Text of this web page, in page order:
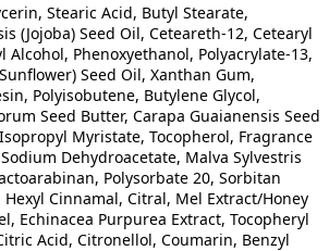
Stearic Acid, Butyl Stearate,
(Jojoba) Seed Oil, Ceteareth-12, Cetearyl
Alcohol, Phenoxyethanol, Polyacrylate-13,
Seed Oil, Xanthan Gum,
Polyisobutene, Butylene Glycol,
Seed Butter, Carapa Guaianensis Seed
Myristate, Tocopherol, Fragrance
Dehydroacetate, Malva Sylvestris
Polysorbate 20, Sorbitan
Cinnamal, Citral, Mel Extract/Honey
Echinacea Purpurea Extract, Tocopheryl
Acid, Citronellol, Coumarin, Benzyl